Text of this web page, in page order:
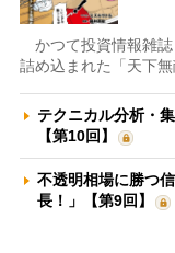
かつて投資情報雑誌
詰め込まれた「天下
テクニカル分析・
【第10回】
不透明相場に勝つ
長！」【第9回】